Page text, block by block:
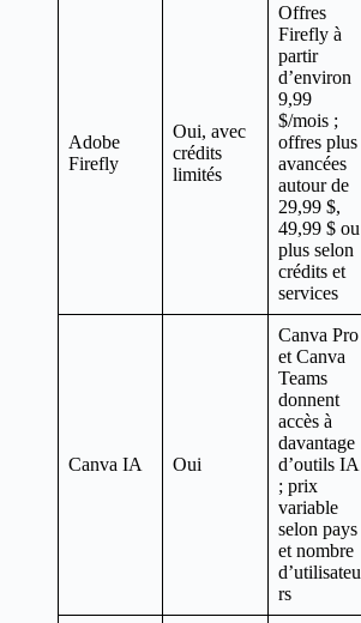
Adobe
Firefly
Oui, avec
crédits
limités
Offres
Firefly à
partir
d’environ
9,99
$/mois ;
offres plus
avancées
autour de
29,99 $,
49,99 $ ou
plus selon
crédits et
services
Canva IA Oui
Canva Pro
et Canva
Teams
donnent
accès à
davantage
d’outils IA
; prix
variable
selon pays
et nombre
d’utilisateu
rs